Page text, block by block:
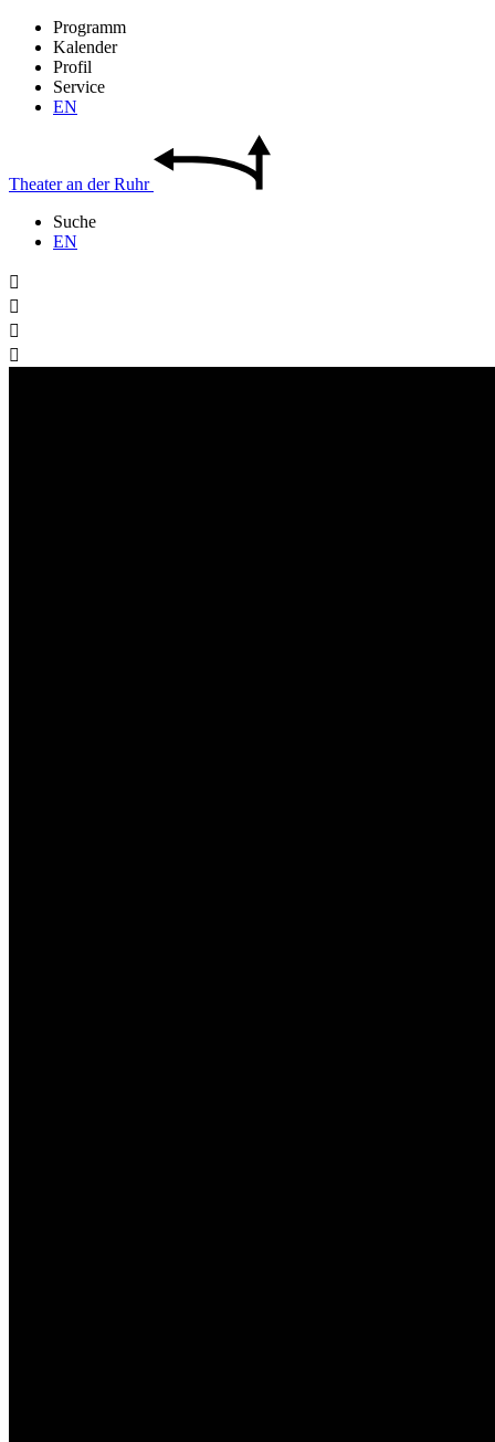
Programm
Kalender
Profil
Service
EN
Theateran derRuhr
Suche
EN



